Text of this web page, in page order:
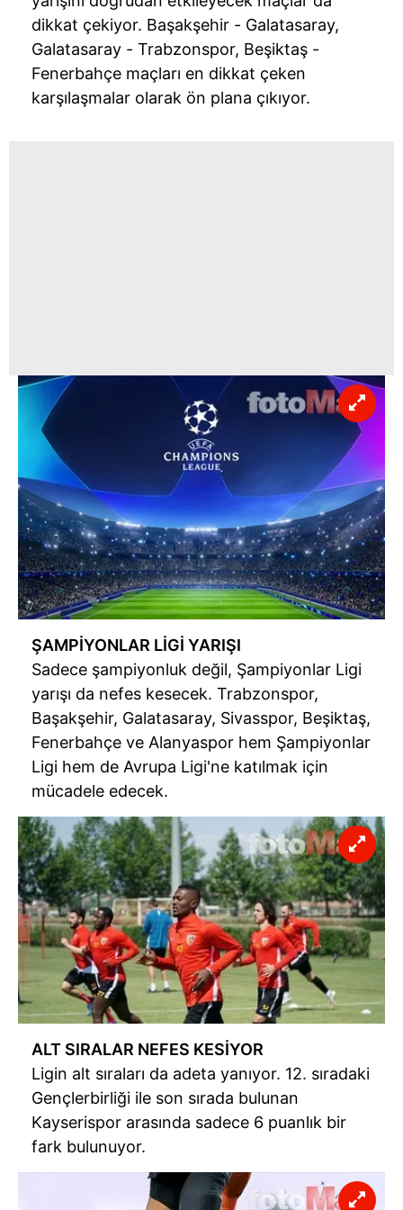
dikkat çekiyor. Başakşehir - Galatasaray,
Galatasaray - Trabzonspor, Beşiktaş -
Fenerbahçe maçları en dikkat çeken
karşılaşmalar olarak ön plana çıkıyor.
ŞAMPİYONLAR LİGİ YARIŞI
Sadece şampiyonluk değil, Şampiyonlar Ligi
yarışı da nefes kesecek. Trabzonspor,
Başakşehir, Galatasaray, Sivasspor, Beşiktaş,
Fenerbahçe ve Alanyaspor hem Şampiyonlar
Ligi hem de Avrupa Ligi'ne katılmak için
mücadele edecek.
ALT SIRALAR NEFES KESİYOR
Ligin alt sıraları da adeta yanıyor. 12. sıradaki
Gençlerbirliği ile son sırada bulunan
Kayserispor arasında sadece 6 puanlık bir
fark bulunuyor.